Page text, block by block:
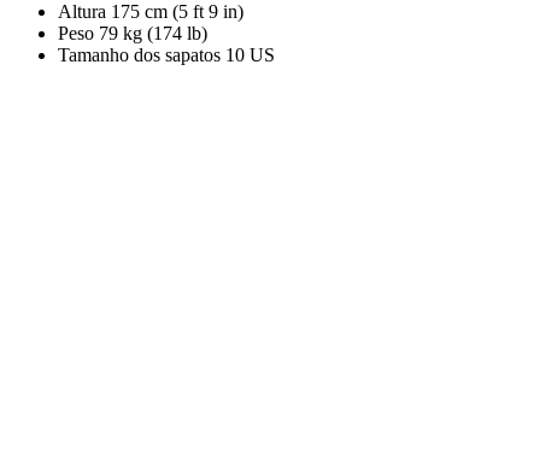
Altura 175 cm (5 ft 9 in)
Peso 79 kg (174 lb)
Tamanho dos sapatos 10 US